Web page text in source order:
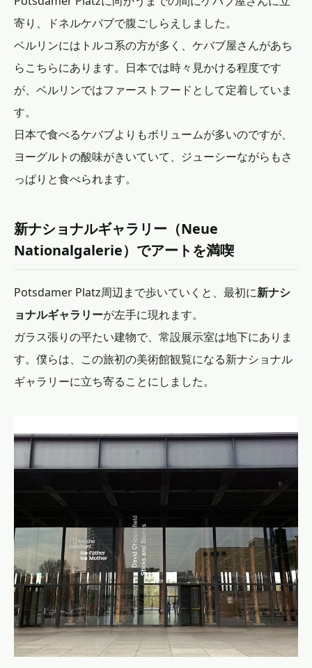
寄り、ドネルケバブで腹ごしらえしました。
ベルリンにはトルコ系の方が多く、ケバブ屋さんがあち
らこちらにあります。日本では時々見かける程度です
が、ベルリンではファーストフードとして定着していま
す。
日本で食べるケバブよりもボリュームが多いのですが、
ヨーグルトの酸味がきいていて、ジューシーながらもさ
っぱりと食べられます。
新ナショナルギャラリー（Neue
Nationalgalerie）でアートを満喫
Potsdamer Platz周辺まで歩いていくと、最初に新ナシ
ョナルギャラリーが左手に現れます。
ガラス張りの平たい建物で、常設展示室は地下にありま
す。僕らは、この旅初の美術館観覧になる新ナショナル
ギャラリーに立ち寄ることにしました。